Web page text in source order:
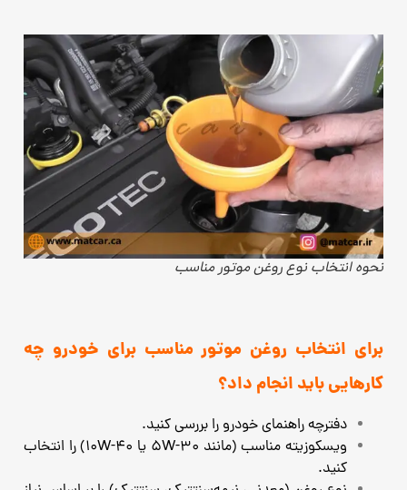
نحوه انتخاب نوع روغن موتور مناسب
برای انتخاب روغن موتور مناسب برای خودرو چه
کارهایی باید انجام داد؟
دفترچه راهنمای خودرو را بررسی کنید.
ویسکوزیته مناسب (مانند 5W-30 یا 10W-40) را انتخاب
کنید.